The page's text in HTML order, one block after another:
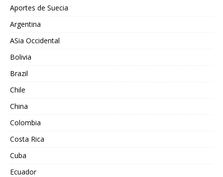
Aportes de Suecia
Argentina
ASia Occidental
Bolivia
Brazil
Chile
China
Colombia
Costa Rica
Cuba
Ecuador